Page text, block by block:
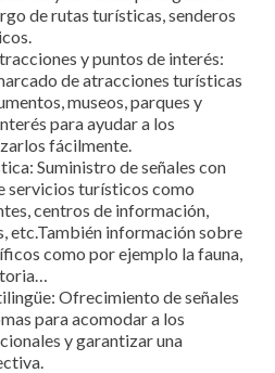
de rutas turísticas, senderos
y puntos de interés:
de atracciones turísticas
museos, parques y
para ayudar a los
fácilmente.
Suministro de señales con
servicios turísticos como
centros de información,
etc.También información sobre
como por ejemplo la fauna,
Ofrecimiento de señales
para acomodar a los
y garantizar una